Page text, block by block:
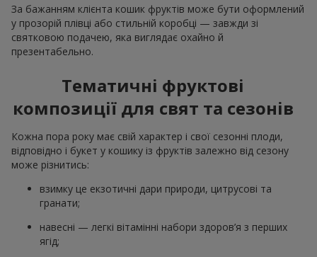
За бажанням клієнта кошик фруктів може бути оформлений
у прозорій плівці або стильній коробці — завжди зі
святковою подачею, яка виглядає охайно й
презентабельно.
Тематичні фруктові
композиції для свят та сезонів
Кожна пора року має свій характер і свої сезонні плоди,
відповідно і букет у кошику із фруктів залежно від сезону
може різнитись:
взимку це екзотичні дари природи, цитрусові та
гранати;
навесні — легкі вітамінні набори здоров’я з перших
ягід;